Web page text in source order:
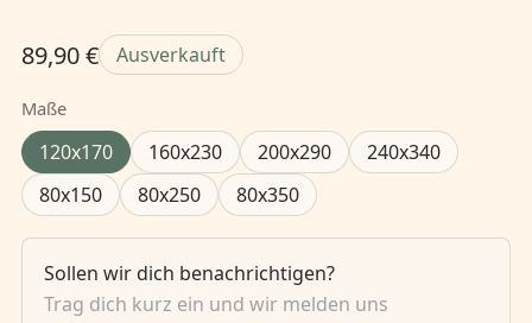
89,90 € Ausverkauft
Maße
120x170 160x230 200x290
240x340
80x150
80x250 80x350
Sollen wir dich benachrichtigen?
Trag dich kurz ein und wir melden uns